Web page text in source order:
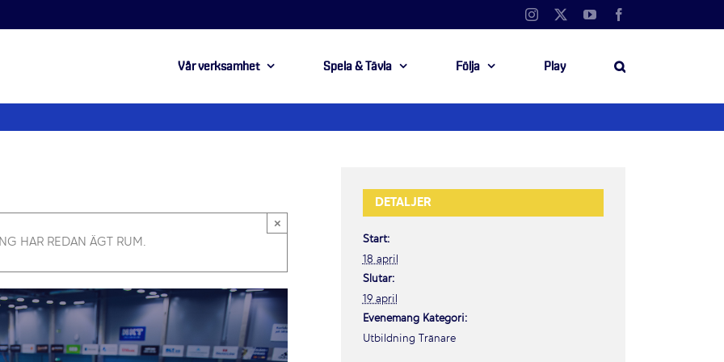
Instagram YouTube
Vår verksamhet Spela & Tävla Följa Play
HAR REDAN ÄGT RUM.
×
DETALJER
Start:
18 april
Slutar:
19 april
Evenemang Kategori:
Utbildning Tränare